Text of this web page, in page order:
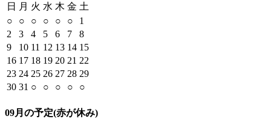
日 月 火 水 木 金 土
○
○ ○ ○ ○ ○
1
2
3 4 5 6 7
8
9
10 11 12 13 14 15
16 17 18 19 20 21 22
23 24 25 26 27 28 29
30 31 ○ ○ ○ ○ ○
09月の予定(赤が休み)